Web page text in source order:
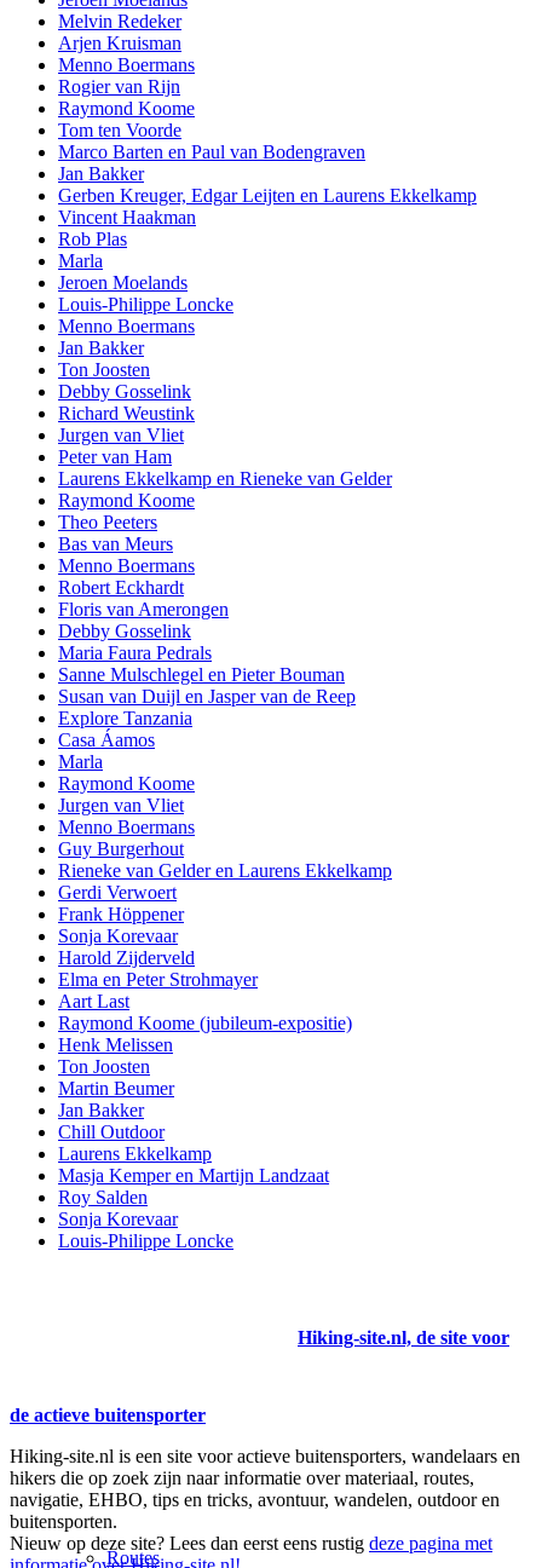
Melvin Redeker
Arjen Kruisman
Menno Boermans
Rogier van Rijn
Raymond Koome
Tom ten Voorde
Marco Barten en Paul van Bodengraven
Jan Bakker
Gerben Kreuger, Edgar Leijten en Laurens Ekkelkamp
Vincent Haakman
Rob Plas
Marla
Jeroen Moelands
Louis-Philippe Loncke
Menno Boermans
Jan Bakker
Ton Joosten
Debby Gosselink
Richard Weustink
Jurgen van Vliet
Peter van Ham
Laurens Ekkelkamp en Rieneke van Gelder
Raymond Koome
Theo Peeters
Bas van Meurs
Menno Boermans
Robert Eckhardt
Floris van Amerongen
Debby Gosselink
Maria Faura Pedrals
Sanne Mulschlegel en Pieter Bouman
Susan van Duijl en Jasper van de Reep
Explore Tanzania
Casa Áamos
Marla
Raymond Koome
Jurgen van Vliet
Menno Boermans
Guy Burgerhout
Rieneke van Gelder en Laurens Ekkelkamp
Gerdi Verwoert
Frank Höppener
Sonja Korevaar
Harold Zijderveld
Elma en Peter Strohmayer
Aart Last
Raymond Koome (jubileum-expositie)
Henk Melissen
Ton Joosten
Martin Beumer
Jan Bakker
Chill Outdoor
Laurens Ekkelkamp
Masja Kemper en Martijn Landzaat
Roy Salden
Sonja Korevaar
Louis-Philippe Loncke
Hiking-site.nl, de site voor
de actieve buitensporter
Hiking-site.nl is een site voor actieve buitensporters, wandelaars en
hikers die op zoek zijn naar informatie over materiaal, routes,
navigatie, EHBO, tips en tricks, avontuur, wandelen, outdoor en
buitensporten.
Nieuw op deze site? Lees dan eerst eens rustig deze pagina met
Routes